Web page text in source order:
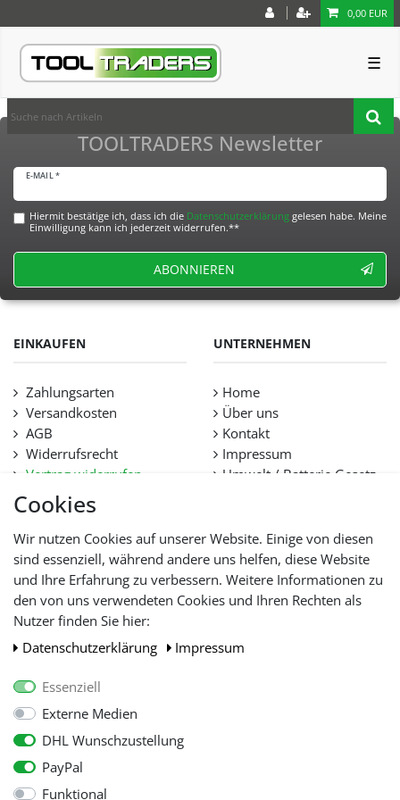
Cookies
Wir nutzen Cookies auf unserer Website. Einige von diesen
sind essenziell, während andere uns helfen, diese Website
und Ihre Erfahrung zu verbessern. Weitere Informationen zu
den von uns verwendeten Cookies und Ihren Rechten als
Nutzer finden Sie hier:
Daten­schutz­erklärung
Impressum
Essenziell
Externe Medien
DHL Wunschzustellung
PayPal
Funktional
0,00 EUR
☰
TOOLTRADERS Newsletter
E-MAIL *
Hiermit bestätige ich, dass ich die Daten­schutz­erklärunggelesen habe. Meine
Einwilligung kann ich jederzeit widerrufen.**
ABONNIEREN
EINKAUFEN
Zahlungsarten
Versandkosten
AGB
Widerrufsrecht
Vertrag widerrufen
Datenschutz
Hilfe
Lieferfristen und
Lieferbeschränkung
UNTERNEHMEN
Home
Über uns
Kontakt
Impressum
Umwelt / Batterie Gesetz
WIR AKZEPTIEREN